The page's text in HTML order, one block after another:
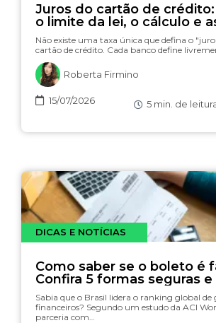
Juros do cartão de
o limite da lei, o cálculo e
(com simulador)
Não existe uma taxa única que defina o
cartão de crédito. Cada banco define
Roberta Firmino
15/07/2026 5 min. de
DICAS E NOTÍCIAS
Como saber se o boleto é
Confira 5 formas seguras e
Sabia que o Brasil lidera o ranking global de
financeiros? Segundo um estudo da ACI
parceria com…